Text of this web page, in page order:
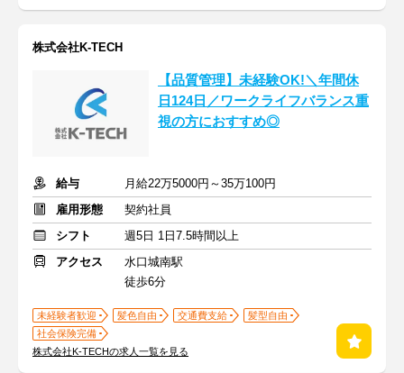
株式会社K-TECH
【品質管理】未経験OK!＼年間休
日124日／ワークライフバランス重
視の方におすすめ◎
給与
月給22万5000円～35万100円
雇用形態
契約社員
シフト
週5日 1日7.5時間以上
アクセス
水口城南駅
徒歩6分
未経験者歓迎 髪色自由 交通費支給
髪型自由
社会保険完備
株式会社K-TECHの求人一覧を見る